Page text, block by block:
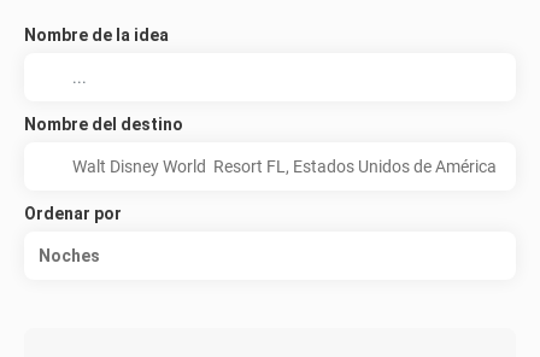
Nombre de la idea
Nombre del destino
Ordenar por
Noches